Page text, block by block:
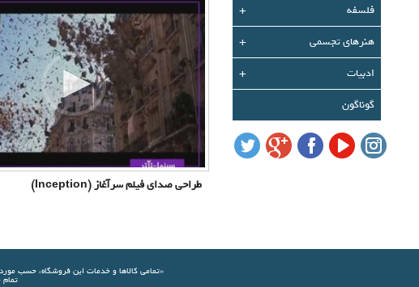
فلسفه
+
هنرهای تجسمی
+
ادبیات
+
گوناگون
طراحی صدای فیلم سرآغاز (Inception)
«تمامي كالاها و خدمات اين فروشگاه، حسب